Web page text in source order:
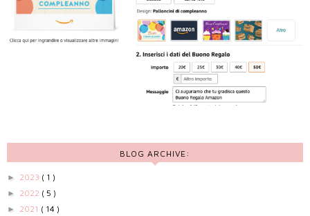
BLOG ARCHIVE:
► 2023 ( 1 )
► 2022 ( 5 )
► 2021 ( 14 )